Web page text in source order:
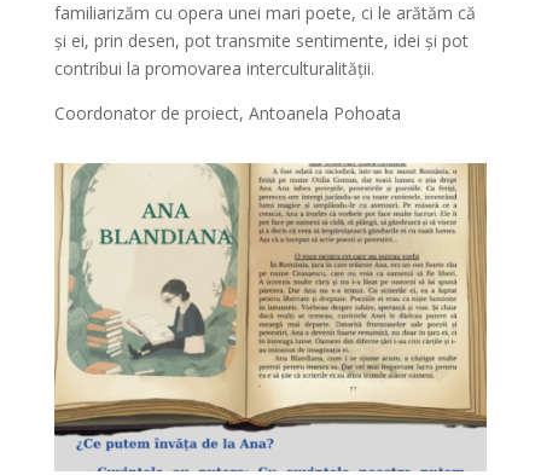
familiarizăm cu opera unei mari poete, ci le arătăm că
și ei, prin desen, pot transmite sentimente, idei și pot
contribui la promovarea interculturalității.
Coordonator de proiect, Antoanela Pohoata